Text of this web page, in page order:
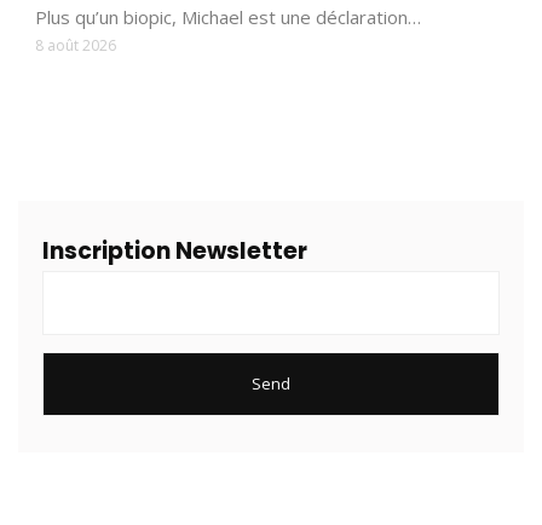
Plus qu’un biopic, Michael est une déclaration…
8 août 2026
Inscription Newsletter